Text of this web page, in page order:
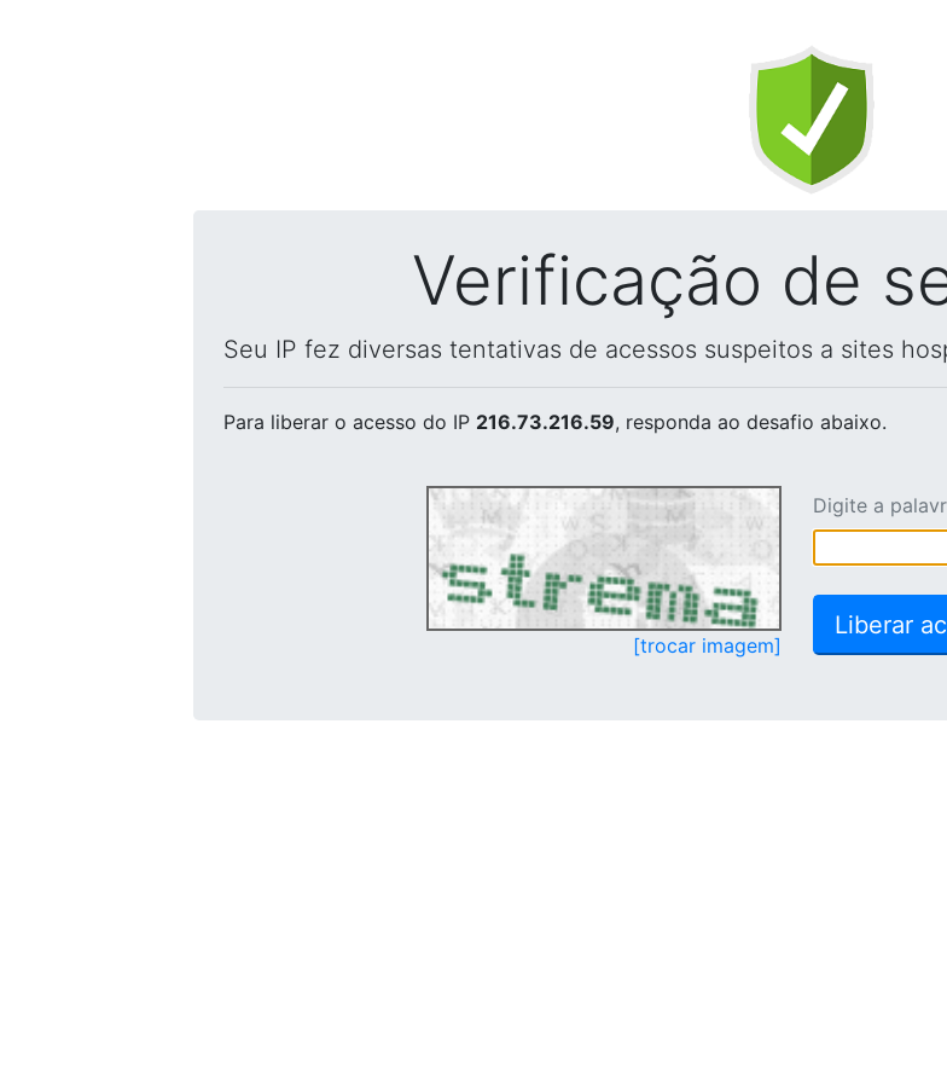
Verificação de
Seu IP fez diversas tentativas de acessos suspeitos a sites
Para liberar o acesso do IP 216.73.216.59, responda ao desafio abaixo.
[trocar imagem]
Digite a